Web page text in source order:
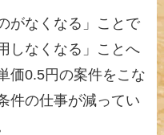
がなくなる」ことで
しなくなる」ことへ
価0.5円の案件をこな
件の仕事が減ってい